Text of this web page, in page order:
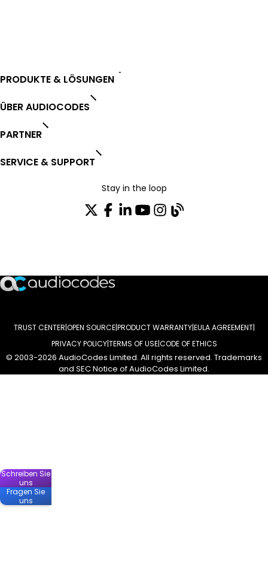
PRODUKTE & LÖSUNGEN
ÜBER AUDIOCODES
PARTNER
SERVICE & SUPPORT
Stay in the loop
TRUST CENTER OPEN SOURCE PRODUCT WARRANTY EULA AGREEMENT
PRIVACY POLICY TERMS OF USE CODE OF ETHICS
© 2003-2026 AudioCodes Limited. All rights reserved. Trademarks
and SEC Notice of AudioCodes Limited.
Schreiben Sie
uns
Fragen Sie
uns